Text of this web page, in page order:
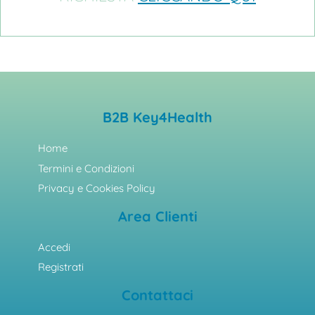
B2B Key4Health
Home
Termini e Condizioni
Privacy e Cookies Policy
Area Clienti
Accedi
Registrati
Contattaci